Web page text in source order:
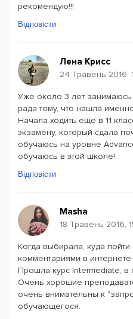
рекомендую!!!
Відповісти
Лена Крисс
24 Травень 2016,
Уже около 3 лет
рада тому, что нашла
Начала ходить еще в 11
экзамену, который сдала
обучаюсь на уровне
обучаюсь в этой школе!
Відповісти
Masha
18 Травень 2016,
Когда выбирала, куда пойти
комментариями в
Прошла курс Intermediate, в
Очень хорошие
очень внимательны к
обучающегося.